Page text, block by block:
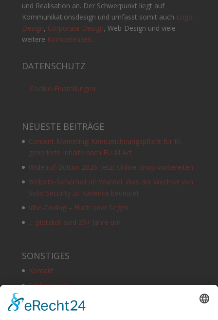
und Realisation an. Der Schwerpunkt liegt auf
Kommunikationsdesign und umfasst somit auch Logo-
Design, Corporate Design, Web-Design und viele
weitere Kompetenzen.
DATENSCHUTZ
Cookie-Einstellungen
NEUESTE BEITRÄGE
Content-Marketing: Kennzeichnungspflicht für KI-
generierte Inhalte nach EU AI Act
Widerruf-Button 2026: Jetzt Online-Shop vorbereiten
Website-Sicherheit im Wandel: Was der Wechsel von
Solid Security zu Kadence bedeutet
Vibe-Coding – Fluch oder Segen.
… plötzlich sind 25+ Jahre um
SONSTIGES
Kontakt
Schlagworte
Impressum